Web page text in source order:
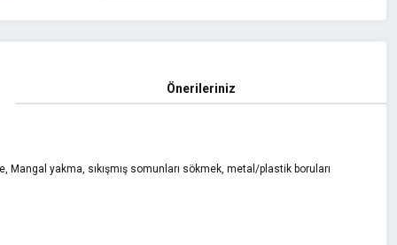
Önerileriniz
yakma, sıkışmış somunları sökmek, metal/plastik boruları